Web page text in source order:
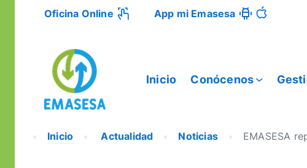
Oficina Online App mi Emasesa
Inicio Conócenos
Inicio Actualidad Noticias EMASESA